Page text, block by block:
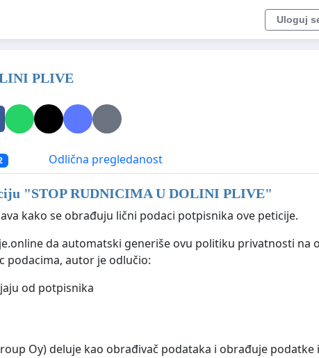
Uloguj
PLIVE
Odlična pregledanost
"STOP RUDNICIMA U DOLINI PLIVE"
kako se obrađuju lični podaci potpisnika ove peticije.
da automatski generiše ovu politiku privatnosti na
podacima, autor je odlučio:
od potpisnika
Oy) deluje kao obrađivač podataka i obrađuje